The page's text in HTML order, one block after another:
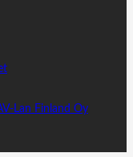
Lan Finland Oy